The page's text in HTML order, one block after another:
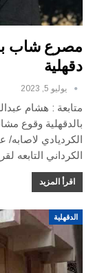
مصرع شاب
دقهلية
يوليو 5, 2023
متابعة : هشام
بالدقهلية وقوع
الكرداني التابعه
اقرأ المزيد
الدقهلية